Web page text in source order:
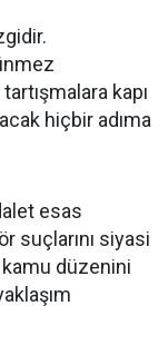
kapı
hiçbir adıma
esas
suçlarını siyasi
kamu düzenini